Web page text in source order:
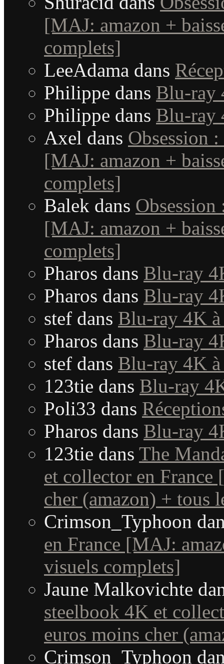
[MAJ: amazon +
complets]
LeeAdama dans
Philippe dans Blu-ray
Philippe dans Blu-ray
Axel dans Obsession
[MAJ: amazon +
complets]
Balek dans Obsession
[MAJ: amazon +
complets]
Pharos dans Blu-ray
Pharos dans Blu-ray
stef dans Blu-ray 4K
Pharos dans Blu-ray
stef dans Blu-ray 4K
123tie dans Blu-ray
Poli33 dans
Pharos dans Blu-ray
123tie dans The
et collector en
cher (amazon) + tous
Crimson_Typhoon
en France [MAJ:
visuels complets]
Jaune Malkovichte
steelbook 4K et
euros moins cher
Crimson_Typhoon